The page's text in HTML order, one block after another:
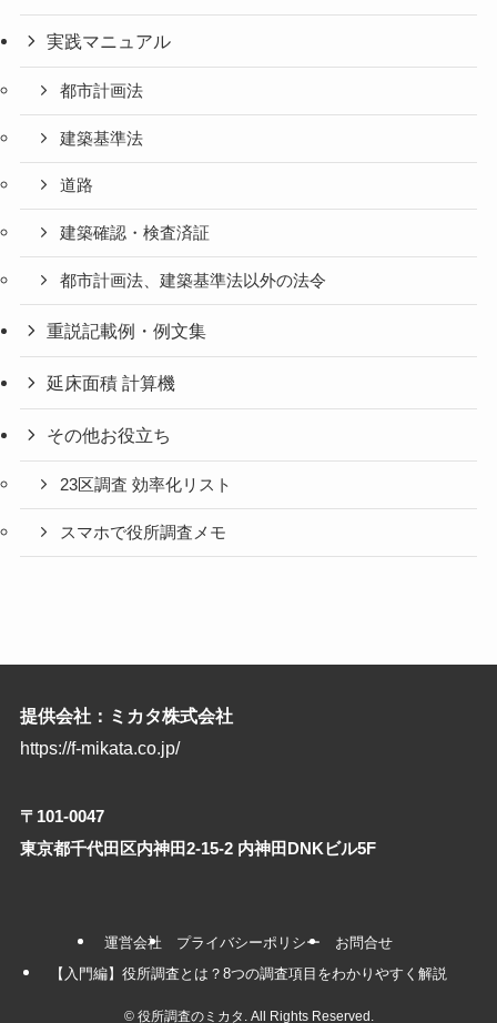
実践マニュアル
都市計画法
建築基準法
道路
建築確認・検査済証
都市計画法、建築基準法以外の法令
重説記載例・例文集
延床面積 計算機
その他お役立ち
23区調査 効率化リスト
スマホで役所調査メモ
提供会社：ミカタ株式会社
https://f-mikata.co.jp/
〒101-0047
東京都千代田区内神田2-15-2 内神田DNKビル5F
運営会社 プライバシーポリシー
お問合せ
【入門編】役所調査とは？8つの調査項目をわかりやすく解説
©役所調査のミカタ. All Rights Reserved.